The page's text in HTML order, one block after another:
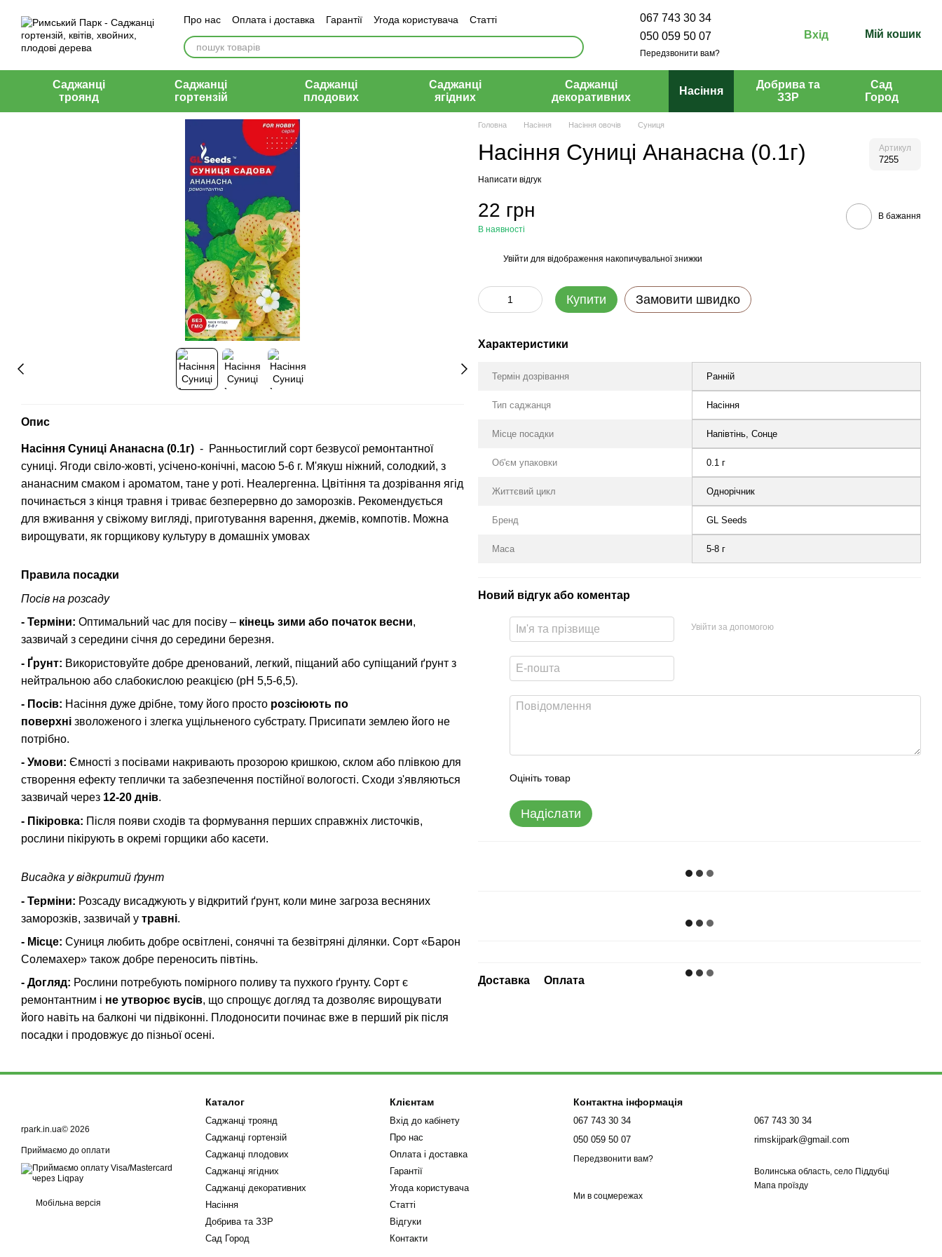
Про нас Оплата і доставка Гарантії Угода користувача
Статті
Відгуки
Контакти
067 743 30 34
050 059 50 07
Передзвонити вам?
Вхід Мій кошик
Саджанці
троянд
Саджанці
гортензій
Саджанці
плодових
Саджанці
ягідних
Саджанці
декоративних
Насіння
Добрива та
ЗЗР
Сад
Город
Опис
Насіння Суниці Ананасна (0.1г) - Ранньостиглий сорт безвусої ремонтантної
суниці. Ягоди свіло-жовті, усічено-конічні, масою 5-6 г. М'якуш ніжний, солодкий, з
ананасним смаком і ароматом, тане у роті. Неалергенна. Цвітіння та дозрівання ягід
починається з кінця травня і триває безперервно до заморозків. Рекомендується
для вживання у свіжому вигляді, приготування варення, джемів, компотів. Можна
вирощувати, як горщикову культуру в домашніх умовах
Правила посадки
Посів на розсаду
- Терміни: Оптимальний час для посіву – кінець зими або початок весни,
зазвичай з середини січня до середини березня.
- Ґрунт: Використовуйте добре дренований, легкий, піщаний або супіщаний ґрунт з
нейтральною або слабокислою реакцією (pH 5,5-6,5).
- Посів: Насіння дуже дрібне, тому його просто розсіюють по
поверхні зволоженого і злегка ущільненого субстрату. Присипати землею його не
потрібно.
- Умови: Ємності з посівами накривають прозорою кришкою, склом або плівкою для
створення ефекту теплички та забезпечення постійної вологості. Сходи з'являються
зазвичай через 12-20 днів.
- Пікіровка: Після появи сходів та формування перших справжніх листочків,
рослини пікірують в окремі горщики або касети.
Висадка у відкритий ґрунт
- Терміни: Розсаду висаджують у відкритий ґрунт, коли мине загроза весняних
заморозків, зазвичай у травні.
- Місце: Суниця любить добре освітлені, сонячні та безвітряні ділянки. Сорт «Барон
Солемахер» також добре переносить півтінь.
- Догляд: Рослини потребують помірного поливу та пухкого ґрунту. Сорт є
ремонтантним і не утворює вусів, що спрощує догляд та дозволяє вирощувати
його навіть на балконі чи підвіконні. Плодоносити починає вже в перший рік після
посадки і продовжує до пізньої осені.
Головна Насіння Насіння овочів Суниця
Насіння Суниці Ананасна (0.1г) Артикул
7255
Написати відгук
22 грн
В наявності
В бажання
Увійти для відображення накопичувальної знижки
Купити Замовити швидко
Характеристики
Термін дозрівання Ранній
Тип саджанця Насіння
Місце посадки Напівтінь, Сонце
Об'єм упаковки 0.1 г
Життєвий цикл Однорічник
Бренд GL Seeds
Маса 5-8 г
Новий відгук або коментар
Увійти за допомогою
Оцініть товар
Надіслати
Доставка Оплата
rpark.in.ua© 2026
Приймаємо до оплати
Мобільна версія
Каталог
Саджанці троянд
Саджанці гортензій
Саджанці плодових
Саджанці ягідних
Саджанці декоративних
Насіння
Добрива та ЗЗР
Сад Город
Клієнтам
Вхід до кабінету
Про нас
Оплата і доставка
Гарантії
Угода користувача
Статті
Відгуки
Контакти
Контактна інформація
067 743 30 34
050 059 50 07
Передзвонити вам?
067 743 30 34
rimskijpark@gmail.com
Волинська область, село Піддубці
Мапа проїзду
Ми в соцмережах